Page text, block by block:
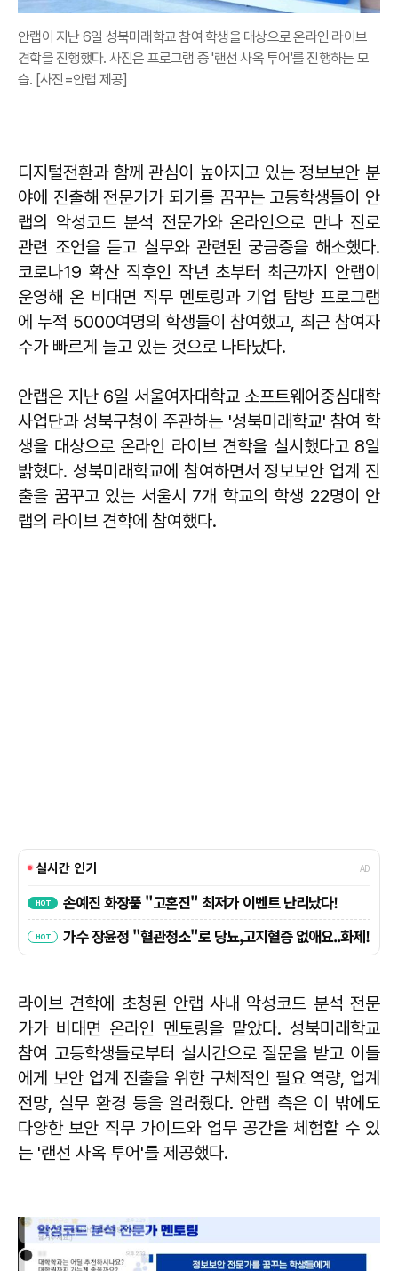
안랩이 지난 6일 성북미래학교 참여 학생을 대상으로 온라인 라이브
견학을 진행했다. 사진은 프로그램 중 '랜선 사옥 투어'를 진행하는 모
습. [사진=안랩 제공]
디지털전환과 함께 관심이 높아지고 있는 정보보안 분
야에 진출해 전문가가 되기를 꿈꾸는 고등학생들이 안
랩의 악성코드 분석 전문가와 온라인으로 만나 진로
관련 조언을 듣고 실무와 관련된 궁금증을 해소했다.
코로나19 확산 직후인 작년 초부터 최근까지 안랩이
운영해 온 비대면 직무 멘토링과 기업 탐방 프로그램
에 누적 5000여명의 학생들이 참여했고, 최근 참여자
수가 빠르게 늘고 있는 것으로 나타났다.
안랩은 지난 6일 서울여자대학교 소프트웨어중심대학
사업단과 성북구청이 주관하는 '성북미래학교' 참여 학
생을 대상으로 온라인 라이브 견학을 실시했다고 8일
밝혔다. 성북미래학교에 참여하면서 정보보안 업계 진
출을 꿈꾸고 있는 서울시 7개 학교의 학생 22명이 안
랩의 라이브 견학에 참여했다.
라이브 견학에 초청된 안랩 사내 악성코드 분석 전문
가가 비대면 온라인 멘토링을 맡았다. 성북미래학교
참여 고등학생들로부터 실시간으로 질문을 받고 이들
에게 보안 업계 진출을 위한 구체적인 필요 역량, 업계
전망, 실무 환경 등을 알려줬다. 안랩 측은 이 밖에도
다양한 보안 직무 가이드와 업무 공간을 체험할 수 있
는 '랜선 사옥 투어'를 제공했다.